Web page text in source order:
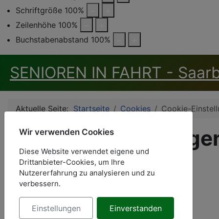
Schriftgröße 100%
Zeilenhöhe 100%
Buchstabenabstand 100%
SENIOREN IN FAHRT -
Aktuelle Seite: Startseite Cookies Cookie-
Cookie-
Cookie-Einstellungen mit dem Button rechts unten.
Wir verwenden Cookies
Diese Website verwendet eigene und
Drittanbieter-Cookies, um Ihre
Nutzererfahrung zu analysieren und zu
verbessern.
Einstellungen Einverstanden